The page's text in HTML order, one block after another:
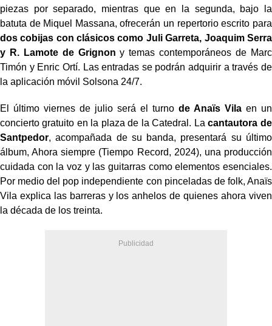
piezas por separado, mientras que en la segunda, bajo la
batuta de Miquel Massana, ofrecerán un repertorio escrito para
dos cobijas con clásicos como Juli Garreta, Joaquim Serra
y R. Lamote de Grignon y temas contemporáneos de Marc
Timón y Enric Ortí. Las entradas se podrán adquirir a través de
la aplicación móvil Solsona 24/7.
El último viernes de julio será el turno de Anaïs Vilaen un
concierto gratuito en la plaza de la Catedral. Lacantautora de
Santpedor, acompañada de su banda, presentará su último
álbum, Ahora siempre (Tiempo Record, 2024), una producción
cuidada con la voz y las guitarras como elementos esenciales.
Por medio del pop independiente con pinceladas de folk, Anaïs
Vila explica las barreras y los anhelos de quienes ahora viven
la década de los treinta.